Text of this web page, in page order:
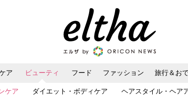
ア ビューティ
ケア ダイエット・ボディケア ヘアスタイル・ヘア
フード ファッション 旅行＆お